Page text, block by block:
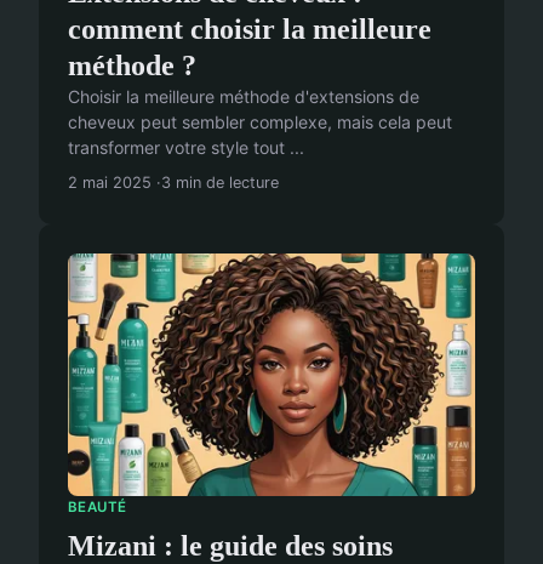
comment choisir la meilleure
méthode ?
Choisir la meilleure méthode d'extensions de
cheveux peut sembler complexe, mais cela peut
transformer votre style tout ...
2 mai 2025 3 min de lecture
BEAUTÉ
Mizani : le guide des soins